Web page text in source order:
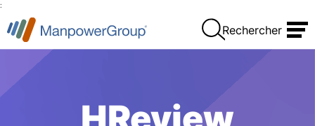
:
Rechercher